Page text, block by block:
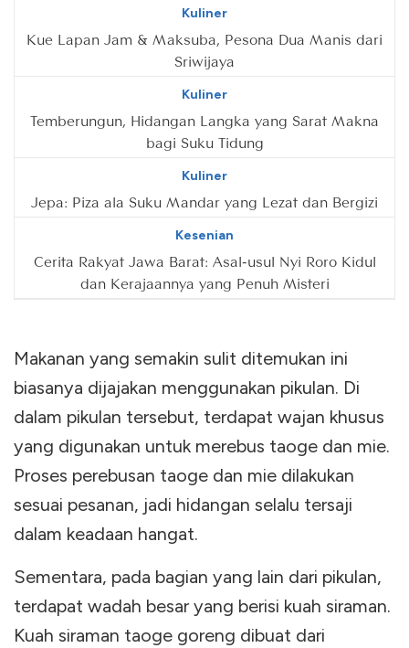
Kuliner
Kue Lapan Jam & Maksuba, Pesona Dua Manis dari
Sriwijaya
Kuliner
Temberungun, Hidangan Langka yang Sarat Makna
bagi Suku Tidung
Kuliner
Jepa: Piza ala Suku Mandar yang Lezat dan Bergizi
Kesenian
Cerita Rakyat Jawa Barat: Asal-usul Nyi Roro Kidul
dan Kerajaannya yang Penuh Misteri
Makanan yang semakin sulit ditemukan ini
biasanya dijajakan menggunakan pikulan. Di
dalam pikulan tersebut, terdapat wajan khusus
yang digunakan untuk merebus taoge dan mie.
Proses perebusan taoge dan mie dilakukan
sesuai pesanan, jadi hidangan selalu tersaji
dalam keadaan hangat.
Sementara, pada bagian yang lain dari pikulan,
terdapat wadah besar yang berisi kuah siraman.
Kuah siraman taoge goreng dibuat dari